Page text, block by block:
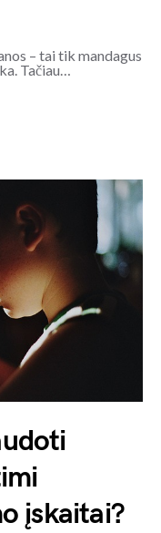
– tai tik mandagus
Tačiau…
įskaitai?